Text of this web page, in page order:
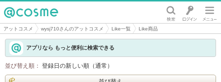
@cosme
アットコスメ wysj710さんのアットコスメ Like一覧 Like商品
アプリなら もっと便利に検索できる
並び替え順： 登録日の新しい順（通常）